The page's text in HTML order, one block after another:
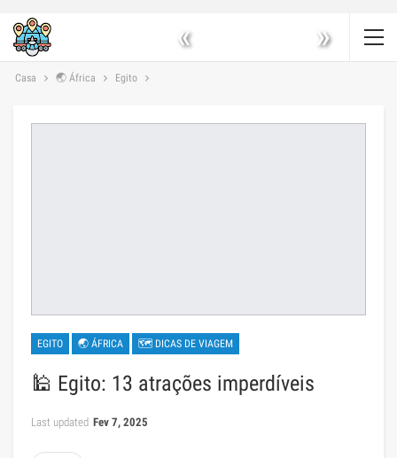
« »
Casa 🌏 África Egito
EGITO 🌏 ÁFRICA 🗺 DICAS DE VIAGEM
🕌 Egito: 13 atrações imperdíveis
Last updated Fev 7, 2025